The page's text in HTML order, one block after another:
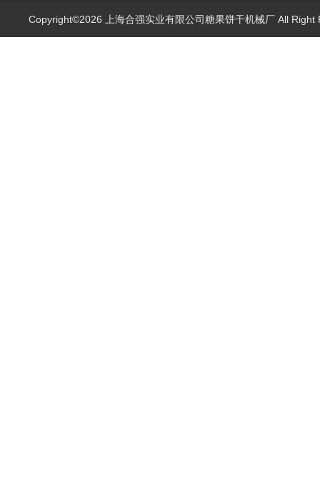
Copyright©2026 上海合强实业有限公司糖果饼干机械厂 All